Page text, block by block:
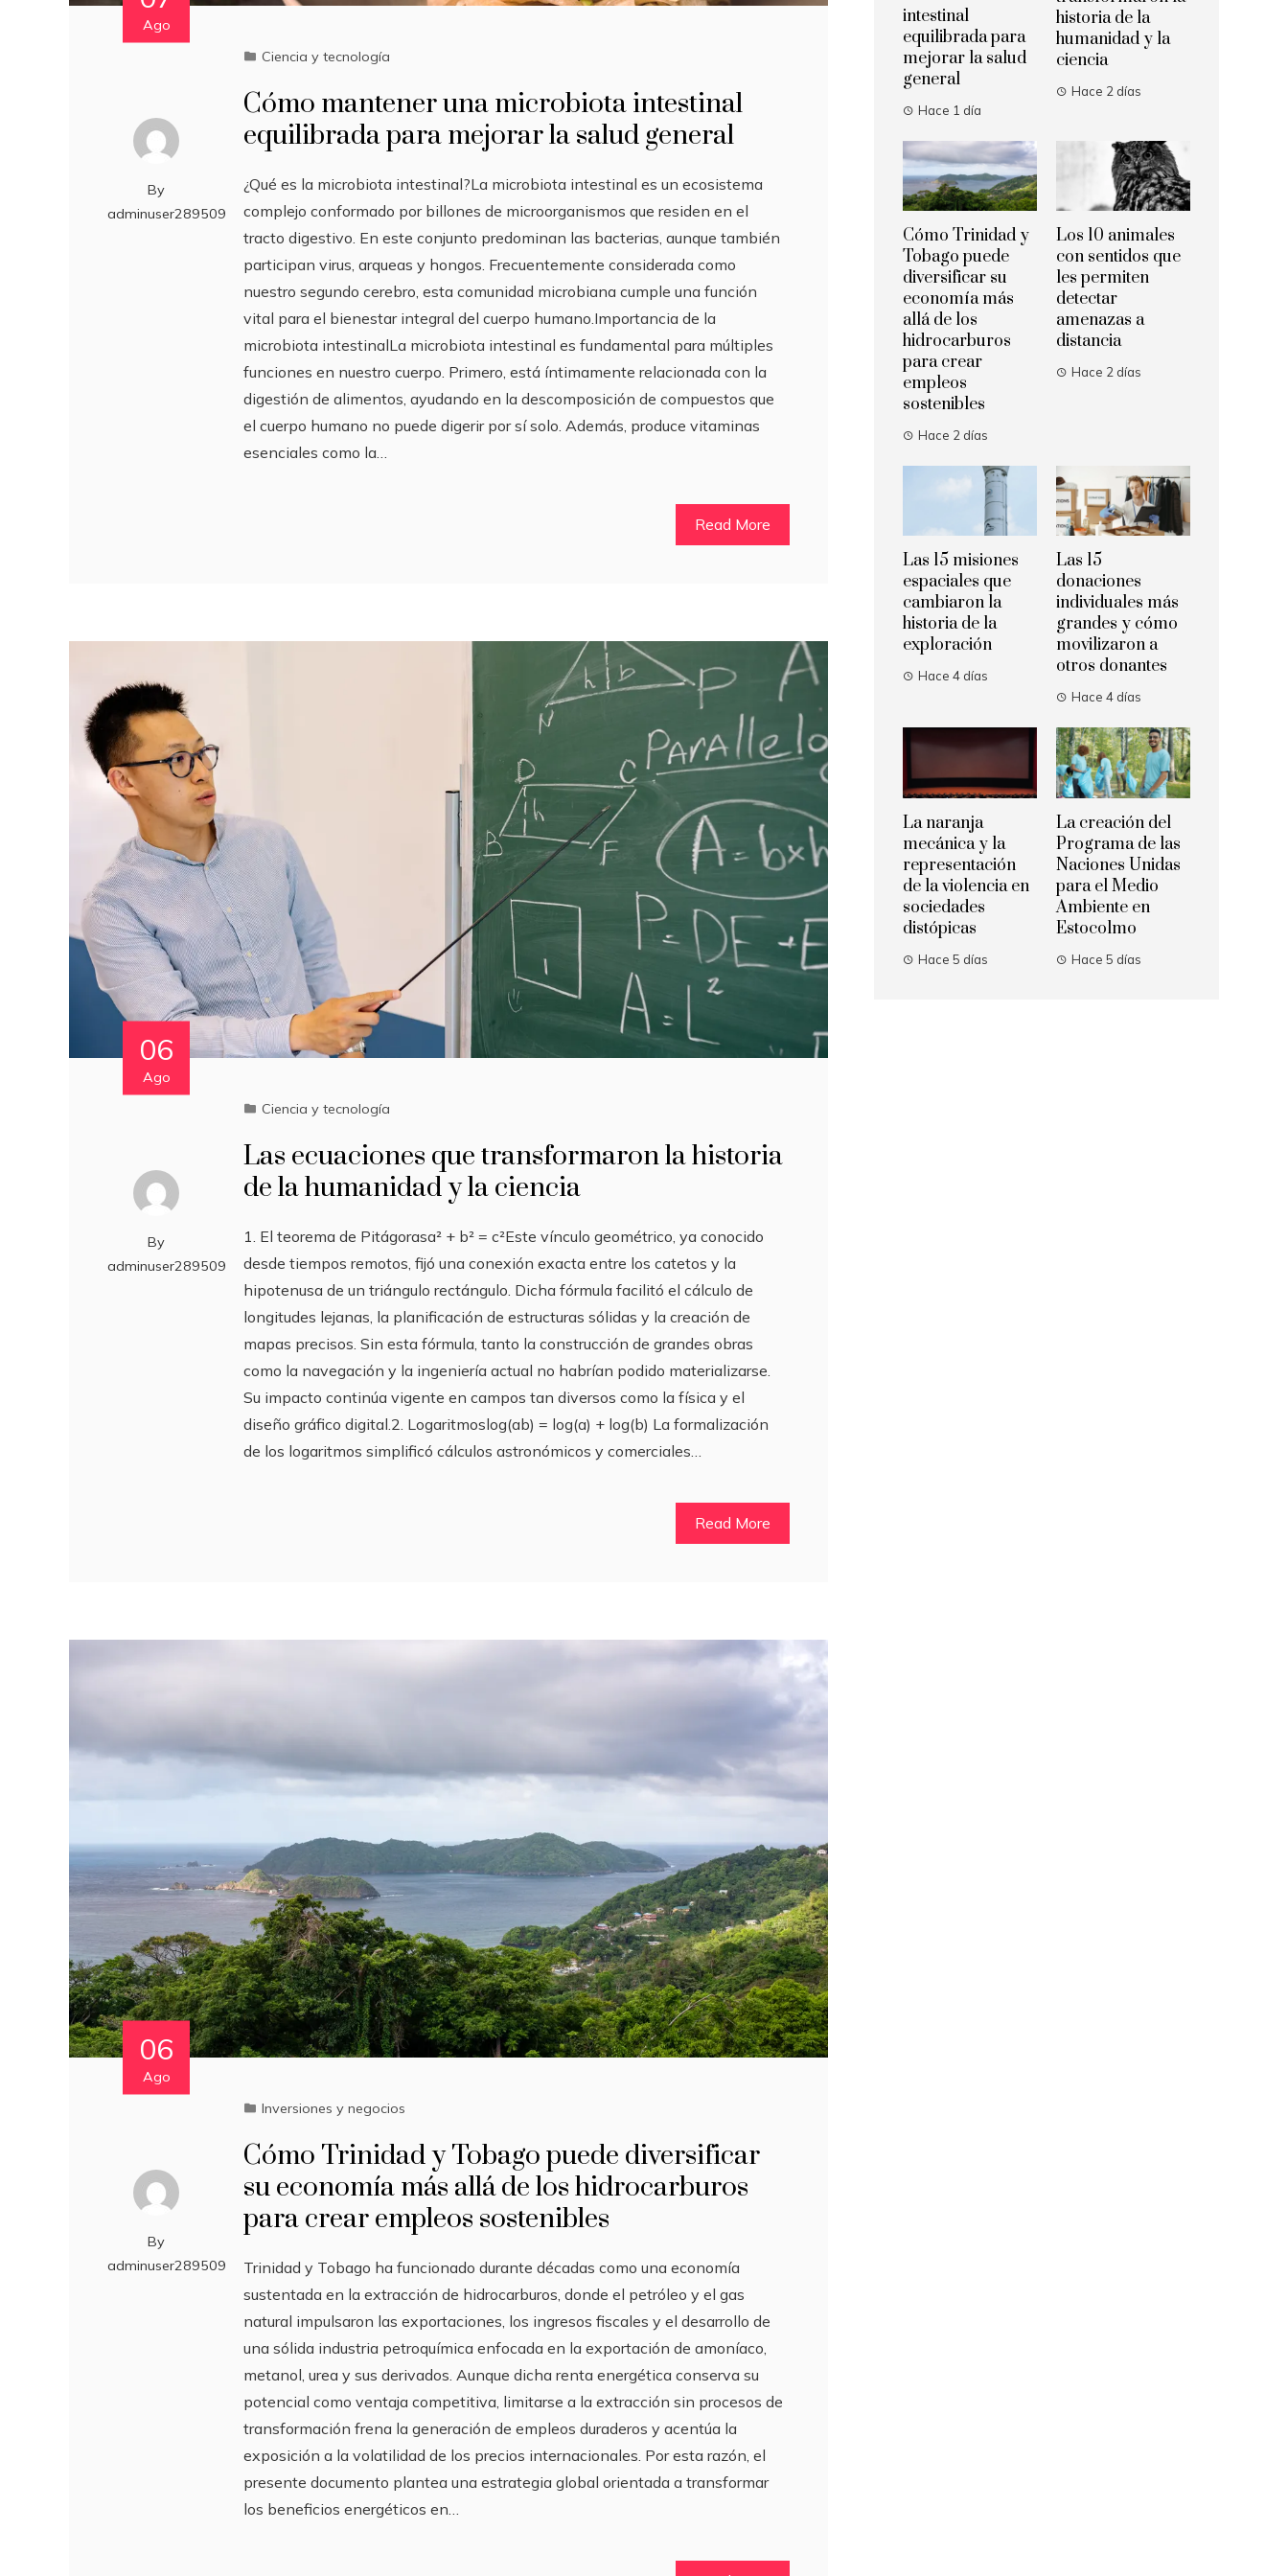
Ago
By
adminuser289509
Ciencia y tecnología
Cómo mantener una microbiota intestinal
equilibrada para mejorar la salud general
¿Qué es la microbiota intestinal?La microbiota intestinal es un ecosistema
complejo conformado por billones de microorganismos que residen en el
tracto digestivo. En este conjunto predominan las bacterias, aunque también
participan virus, arqueas y hongos. Frecuentemente considerada como
nuestro segundo cerebro, esta comunidad microbiana cumple una función
vital para el bienestar integral del cuerpo humano.Importancia de la
microbiota intestinalLa microbiota intestinal es fundamental para múltiples
funciones en nuestro cuerpo. Primero, está íntimamente relacionada con la
digestión de alimentos, ayudando en la descomposición de compuestos que
el cuerpo humano no puede digerir por sí solo. Además, produce vitaminas
esenciales como la…
Read More
06
Ago
By
adminuser289509
Ciencia y tecnología
Las ecuaciones que transformaron la historia
de la humanidad y la ciencia
1. El teorema de Pitágorasa² + b² = c²Este vínculo geométrico, ya conocido
desde tiempos remotos, fijó una conexión exacta entre los catetos y la
hipotenusa de un triángulo rectángulo. Dicha fórmula facilitó el cálculo de
longitudes lejanas, la planificación de estructuras sólidas y la creación de
mapas precisos. Sin esta fórmula, tanto la construcción de grandes obras
como la navegación y la ingeniería actual no habrían podido materializarse.
Su impacto continúa vigente en campos tan diversos como la física y el
diseño gráfico digital.2. Logaritmoslog(ab) = log(a) + log(b) La formalización
de los logaritmos simplificó cálculos astronómicos y comerciales…
Read More
06
Ago
By
adminuser289509
Inversiones y negocios
Cómo Trinidad y Tobago puede diversificar
su economía más allá de los hidrocarburos
para crear empleos sostenibles
Trinidad y Tobago ha funcionado durante décadas como una economía
sustentada en la extracción de hidrocarburos, donde el petróleo y el gas
natural impulsaron las exportaciones, los ingresos fiscales y el desarrollo de
una sólida industria petroquímica enfocada en la exportación de amoníaco,
metanol, urea y sus derivados. Aunque dicha renta energética conserva su
potencial como ventaja competitiva, limitarse a la extracción sin procesos de
transformación frena la generación de empleos duraderos y acentúa la
exposición a la volatilidad de los precios internacionales. Por esta razón, el
presente documento plantea una estrategia global orientada a transformar
los beneficios energéticos en…
intestinal
equilibrada para
mejorar la salud
general
Hace 1 día
historia de la
humanidad y la
ciencia
Hace 2 días
Cómo Trinidad y
Tobago puede
diversificar su
economía más
allá de los
hidrocarburos
para crear
empleos
sostenibles
Hace 2 días
Los 10 animales
con sentidos que
les permiten
detectar
amenazas a
distancia
Hace 2 días
Las 15 misiones
espaciales que
cambiaron la
historia de la
exploración
Hace 4 días
Las 15
donaciones
individuales más
grandes y cómo
movilizaron a
otros donantes
Hace 4 días
La naranja
mecánica y la
representación
de la violencia en
sociedades
distópicas
Hace 5 días
La creación del
Programa de las
Naciones Unidas
para el Medio
Ambiente en
Estocolmo
Hace 5 días